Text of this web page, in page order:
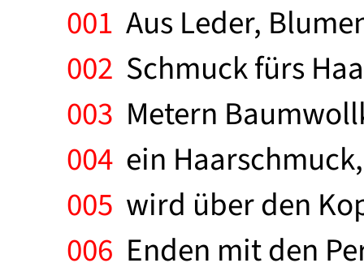
001 Aus Leder,
002 Schmuck fürs
003 Metern
004 ein
005 wird über den
006 Enden mit den